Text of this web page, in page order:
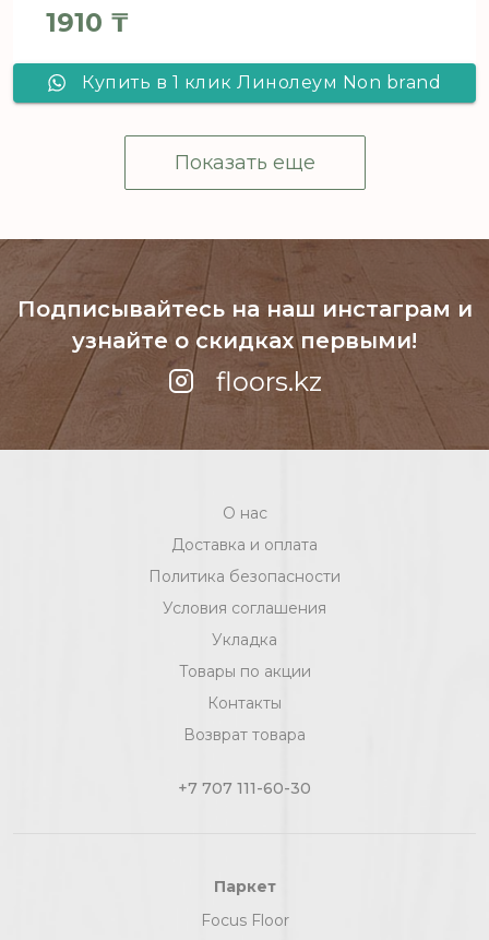
1910 ₸
Купить в 1 клик Линолеум Non brand
(140 м2) [цел]
Показать еще
Подписывайтесь на наш инстаграм и
узнайте о скидках первыми!
floors.kz
О нас
Доставка и оплата
Политика безопасности
Условия соглашения
Укладка
Товары по акции
Контакты
Возврат товара
+7 707 111-60-30
Паркет
Focus Floor